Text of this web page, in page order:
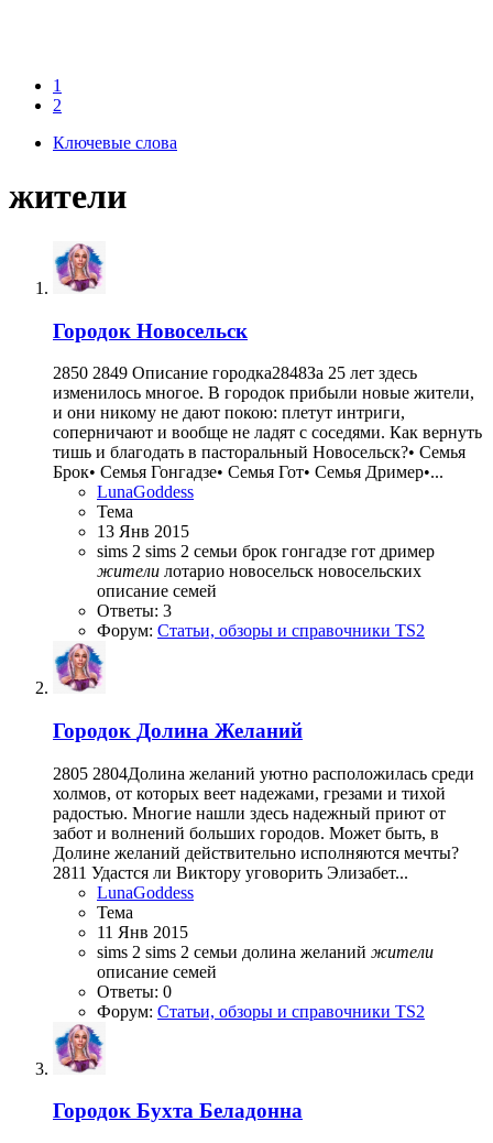
1
2
Ключевые слова
жители
Городок Новосельск
2850 2849 Описание городка2848За 25 лет здесь
изменилось многое. В городок прибыли новые жители,
и они никому не дают покою: плетут интриги,
соперничают и вообще не ладят с соседями. Как вернуть
тишь и благодать в пасторальный Новосельск?• Семья
Брок• Семья Гонгадзе• Семья Гот• Семья Дример•...
LunaGoddess
Тема
13 Янв 2015
sims 2 sims 2 семьи брок гонгадзе гот дример
жители лотарио новосельск новосельских
описание семей
Ответы: 3
Форум: Статьи, обзоры и справочники TS2
Городок Долина Желаний
2805 2804Долина желаний уютно расположилась среди
холмов, от которых веет надежами, грезами и тихой
радостью. Многие нашли здесь надежный приют от
забот и волнений больших городов. Может быть, в
Долине желаний действительно исполняются мечты?
2811 Удастся ли Виктору уговорить Элизабет...
LunaGoddess
Тема
11 Янв 2015
sims 2 sims 2 семьи долина желаний жители
описание семей
Ответы: 0
Форум: Статьи, обзоры и справочники TS2
Городок Бухта Беладонна